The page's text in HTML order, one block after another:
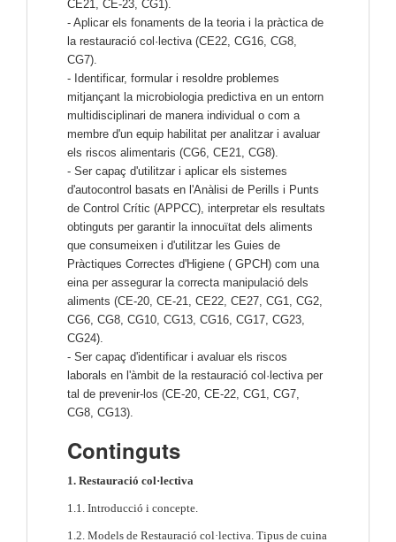
CE21, CE-23, CG1).
- Aplicar els fonaments de la teoria i la pràctica de
la restauració col·lectiva (CE22, CG16, CG8,
CG7).
- Identificar, formular i resoldre problemes
mitjançant la microbiologia predictiva en un entorn
multidisciplinari de manera individual o com a
membre d'un equip habilitat per analitzar i avaluar
els riscos alimentaris (CG6, CE21, CG8).
- Ser capaç d'utilitzar i aplicar els sistemes
d'autocontrol basats en l'Anàlisi de Perills i Punts
de Control Crític (APPCC), interpretar els resultats
obtinguts per garantir la innocuïtat dels aliments
que consumeixen i d'utilitzar les Guies de
Pràctiques Correctes d'Higiene ( GPCH) com una
eina per assegurar la correcta manipulació dels
aliments (CE-20, CE-21, CE22, CE27, CG1, CG2,
CG6, CG8, CG10, CG13, CG16, CG17, CG23,
CG24).
- Ser capaç d'identificar i avaluar els riscos
laborals en l'àmbit de la restauració col·lectiva per
tal de prevenir-los (CE-20, CE-22, CG1, CG7,
CG8, CG13).
Continguts
1. Restauració col·lectiva
1.1. Introducció i concepte.
1.2. Models de Restauració col·lectiva. Tipus de cuina